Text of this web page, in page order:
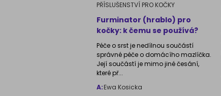
PŘÍSLUŠENSTVÍ PRO KOČKY
Furminator (hrablo) pro
kočky: k čemu se používá?
Péče o srst je nedílnou součástí
správné péče o domácího mazlíčka.
Její součástí je mimo jiné česání,
které př...
A:Ewa Kosicka